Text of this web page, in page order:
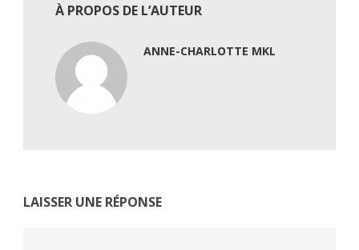
À PROPOS DE L’AUTEUR
ANNE-CHARLOTTE MKL
LAISSER UNE RÉPONSE